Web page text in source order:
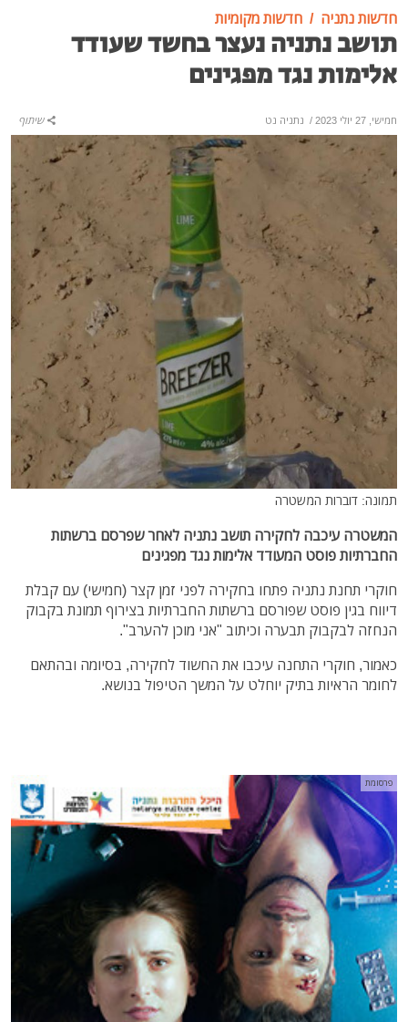
חדשות נתניה חדשות מקומיות
תושב נתניה נעצר בחשד שעודד
אלימות נגד מפגינים
חמישי, 27 יולי 2023 / נתניה נט שיתוף
תמונה: דוברות המשטרה
המשטרה עיכבה לחקירה תושב נתניה לאחר שפרסם ברשתות
החברתיות פוסט המעודד אלימות נגד מפגינים
חוקרי תחנת נתניה פתחו בחקירה לפני זמן קצר (חמישי) עם קבלת
דיווח בגין פוסט שפורסם ברשתות החברתיות בצירוף תמונת בקבוק
הנחזה לבקבוק תבערה וכיתוב "אני מוכן להערב".
כאמור, חוקרי התחנה עיכבו את החשוד לחקירה, בסיומה ובהתאם
לחומר הראיות בתיק יוחלט על המשך הטיפול בנושא.
פרסומת